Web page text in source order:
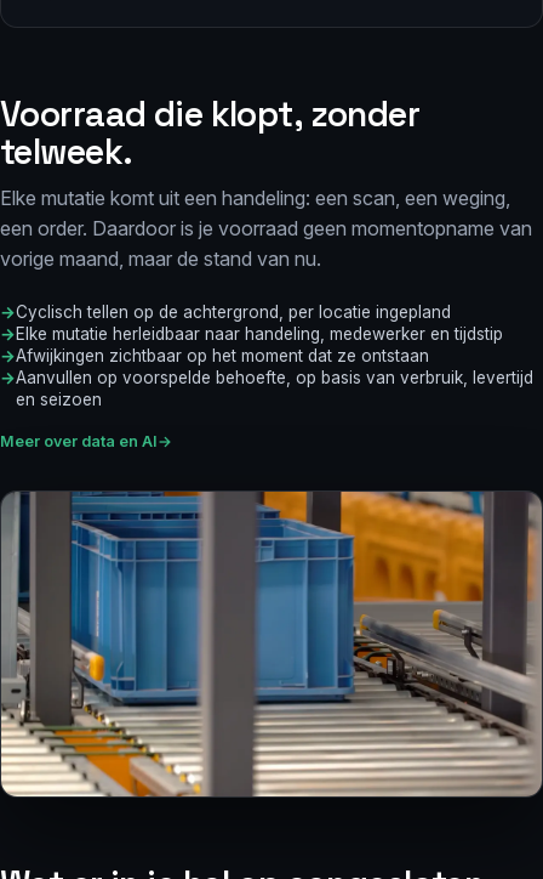
Voorraad die klopt, zonder
telweek.
Elke mutatie komt uit een handeling: een scan, een weging,
een order. Daardoor is je voorraad geen momentopname van
vorige maand, maar de stand van nu.
Cyclisch tellen op de achtergrond, per locatie ingepland
Elke mutatie herleidbaar naar handeling, medewerker en tijdstip
Afwijkingen zichtbaar op het moment dat ze ontstaan
Aanvullen op voorspelde behoefte, op basis van verbruik, levertijd
en seizoen
Meer over data en AI